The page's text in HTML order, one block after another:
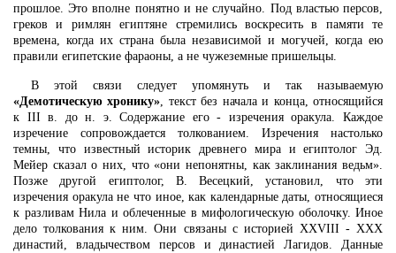
прошлое. Это вполне понятно и не случайно. Под властью персов,
греков и римлян египтяне стремились воскресить в памяти те
времена, когда их страна была независимой и могучей, когда ею
правили египетские фараоны, а не чужеземные пришельцы.
В этой связи следует упомянуть и так называемую
«Демотическую хронику», текст без начала и конца, относящийся
к III в. до н. э. Содержание его - изречения оракула. Каждое
изречение сопровождается толкованием. Изречения настолько
темны, что известный историк древнего мира и египтолог Эд.
Мейер сказал о них, что «они непонятны, как заклинания ведьм».
Позже другой египтолог, В. Весецкий, установил, что эти
изречения оракула не что иное, как календарные даты, относящиеся
к разливам Нила и облеченные в мифологическую оболочку. Иное
дело толкования к ним. Они связаны с историей XXVIII - XXX
династий, владычеством персов и династией Лагидов. Данные